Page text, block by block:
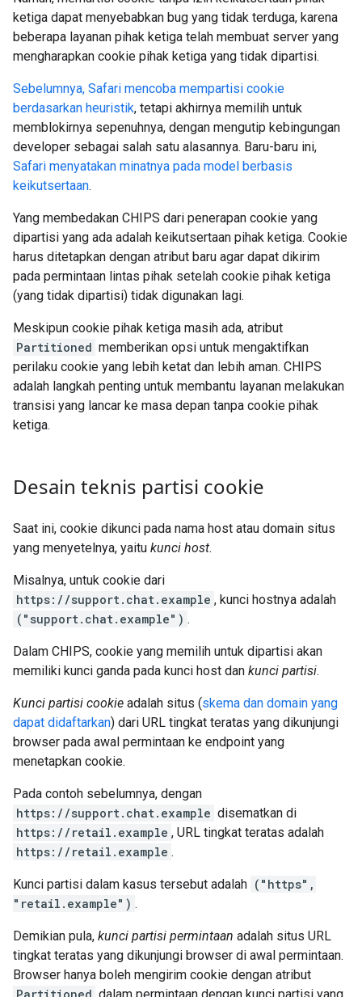
ketiga dapat menyebabkan bug yang tidak terduga, karena
beberapa layanan pihak ketiga telah membuat server yang
mengharapkan cookie pihak ketiga yang tidak dipartisi.
Sebelumnya, Safari mencoba mempartisi cookie
berdasarkan heuristik, tetapi akhirnya memilih untuk
memblokirnya sepenuhnya, dengan mengutip kebingungan
developer sebagai salah satu alasannya. Baru-baru ini,
Safari menyatakan minatnya pada model berbasis
keikutsertaan.
Yang membedakan CHIPS dari penerapan cookie yang
dipartisi yang ada adalah keikutsertaan pihak ketiga. Cookie
harus ditetapkan dengan atribut baru agar dapat dikirim
pada permintaan lintas pihak setelah cookie pihak ketiga
(yang tidak dipartisi) tidak digunakan lagi.
Meskipun cookie pihak ketiga masih ada, atribut
Partitioned memberikan opsi untuk mengaktifkan
perilaku cookie yang lebih ketat dan lebih aman. CHIPS
adalah langkah penting untuk membantu layanan melakukan
transisi yang lancar ke masa depan tanpa cookie pihak
ketiga.
Desain teknis partisi cookie
Saat ini, cookie dikunci pada nama host atau domain situs
yang menyetelnya, yaitu kunci host.
Misalnya, untuk cookie dari
https://support.chat.example , kunci hostnya adalah
("support.chat.example") .
Dalam CHIPS, cookie yang memilih untuk dipartisi akan
memiliki kunci ganda pada kunci host dan kunci partisi.
Kunci partisi cookie adalah situs (skema dan domain yang
dapat didaftarkan) dari URL tingkat teratas yang dikunjungi
browser pada awal permintaan ke endpoint yang
menetapkan cookie.
Pada contoh sebelumnya, dengan
https://support.chat.example disematkan di
https://retail.example , URL tingkat teratas adalah
https://retail.example .
Kunci partisi dalam kasus tersebut adalah ("https",
"retail.example") .
Demikian pula, kunci partisi permintaan adalah situs URL
tingkat teratas yang dikunjungi browser di awal permintaan.
Browser hanya boleh mengirim cookie dengan atribut